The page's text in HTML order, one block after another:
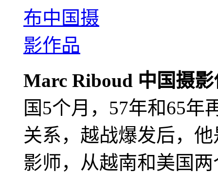
Marc Riboud 中国摄
国5个月，57年和65年
关系，越战爆发后，
影师，从越南和美国